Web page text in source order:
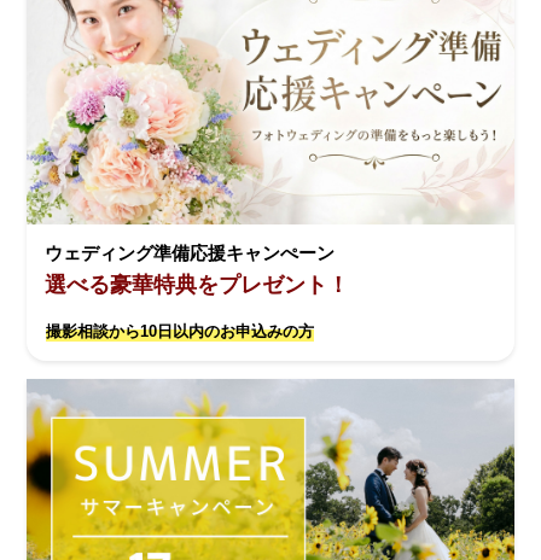
ウェディング準備応援キャンぺーン
選べる豪華特典をプレゼント！
撮影相談から10日以内のお申込みの方